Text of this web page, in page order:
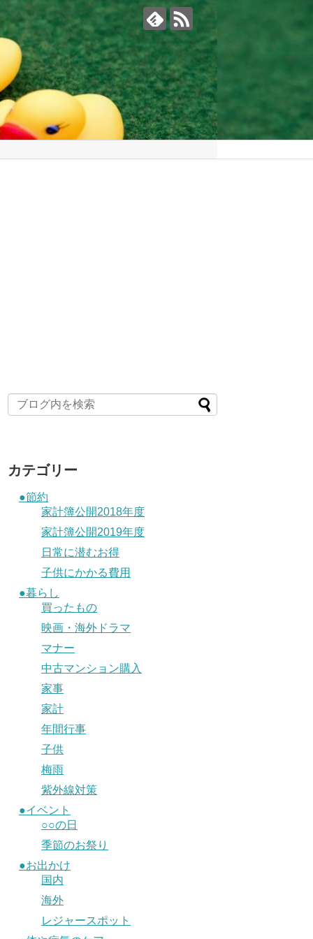
カテゴリー
●節約
家計簿公開2018年度
家計簿公開2019年度
日常に潜むお得
子供にかかる費用
●暮らし
買ったもの
映画・海外ドラマ
マナー
中古マンション購入
家事
家計
年間行事
子供
梅雨
紫外線対策
●イベント
○○の日
季節のお祭り
●お出かけ
国内
海外
レジャースポット